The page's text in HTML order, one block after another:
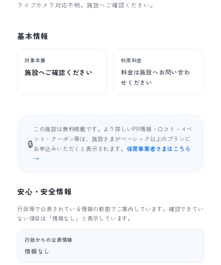
ライブカメラ対応不明。施設へご確認ください。
基本情報
対象年齢
施設へご確認ください
利用料金
料金は施設へお問い合わ
せください
🔒
この施設は無料掲載です。より詳しいPR情報・口コミ・イベ
ント・クーポン等は、施設さまがベーシック以上のプランに
お申込みいただくと表示されます。 保育事業者さまはこちら
→
安心・安全情報
行政等で公表されている情報の範囲でご案内しています。確認できてい
ない項目は「情報なし」と表示しています。
行政からの公表情報
情報なし